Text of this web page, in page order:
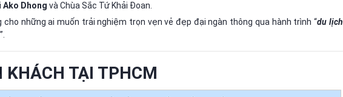
Ako Dhong và Chùa Sắc Tứ Khải Đoan.
những ai muốn trải nghiệm trọn vẹn vẻ đẹp đại ngàn thông qua hành trình “du lịch
”.
TẠI TPHCM